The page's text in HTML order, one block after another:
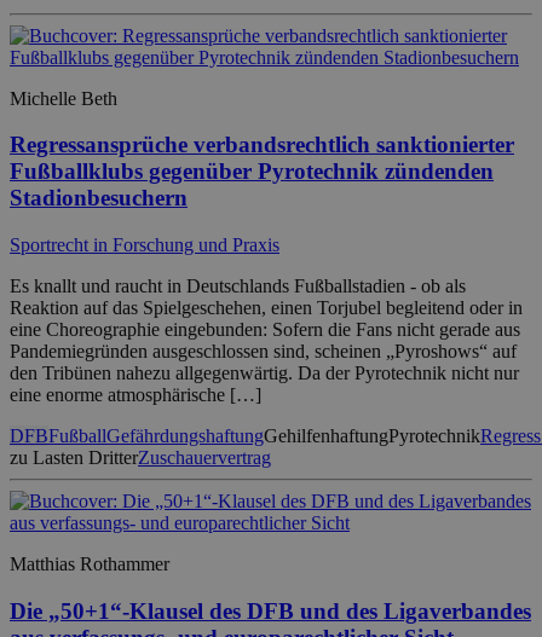
Michelle Beth
Regressansprüche verbandsrechtlich sanktionierter
Fußballklubs gegenüber Pyrotechnik zündenden
Stadionbesuchern
Sportrecht in Forschung und Praxis
Es knallt und raucht in Deutschlands Fußballstadien - ob als
Reaktion auf das Spielgeschehen, einen Torjubel begleitend oder in
eine Choreographie eingebunden: Sofern die Fans nicht gerade aus
Pandemiegründen ausgeschlossen sind, scheinen „Pyroshows“ auf
den Tribünen nahezu allgegenwärtig. Da der Pyrotechnik nicht nur
eine enorme atmosphärische […]
DFBFußballGefährdungshaftungGehilfenhaftungPyrotechnikRegress
zu Lasten DritterZuschauervertrag
Matthias Rothammer
Die „50+1“-Klausel des DFB und des Ligaverbandes